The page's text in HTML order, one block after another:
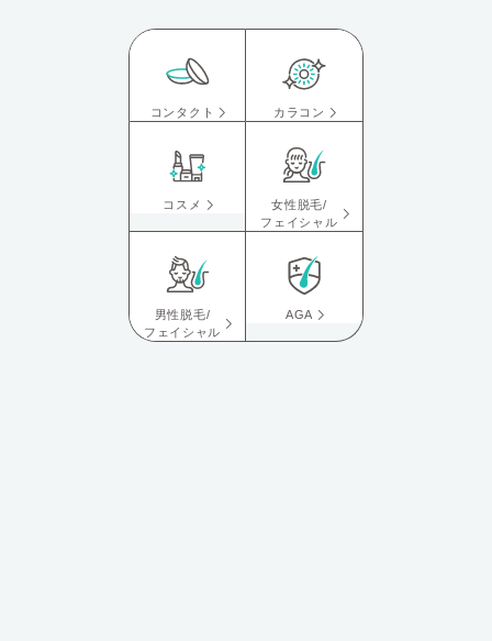
コンタクト カラコン
コスメ
女性脱毛/
フェイシャル
男性脱毛/
フェイシャル
AGA